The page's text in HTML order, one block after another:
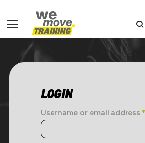
LOGIN
Username or email address*